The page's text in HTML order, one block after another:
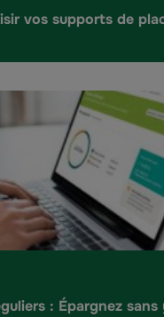
vos supports de
: Épargnez sans